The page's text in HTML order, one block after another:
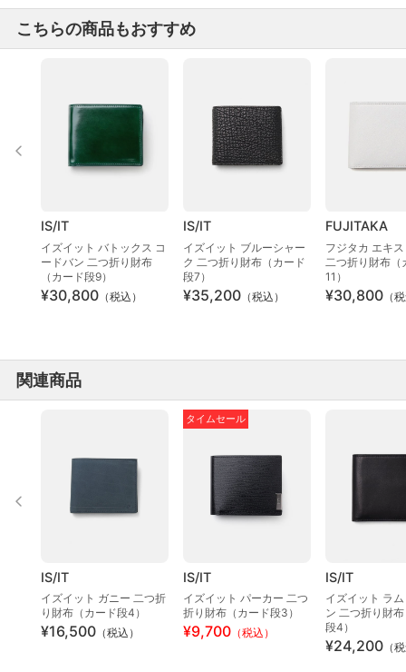
こちらの商品もおすすめ
IS/IT
イズイット バトックス コ
ードバン 二つ折り財布
（カード段9）
¥30,800 （税込）
IS/IT
イズイット ブルーシャー
ク 二つ折り財布（カード
段7）
¥35,200 （税込）
FUJITAKA
フジタカ エキ
二つ折り財布（
11）
¥30,800 （
関連商品
IS/IT
イズイット ガニー 二つ折
り財布（カード段4）
¥16,500 （税込）
タイムセール
IS/IT
イズイット パーカー 二つ
折り財布（カード段3）
¥9,700 （税込）
IS/IT
イズイット ラ
ン 二つ折り財
段4）
¥24,200 （